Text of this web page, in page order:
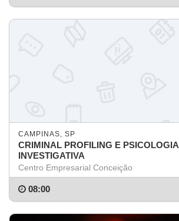
CAMPINAS, SP
CRIMINAL PROFILING E PSICOLOGIA
INVESTIGATIVA
Centro Empresarial Conceição
08:00